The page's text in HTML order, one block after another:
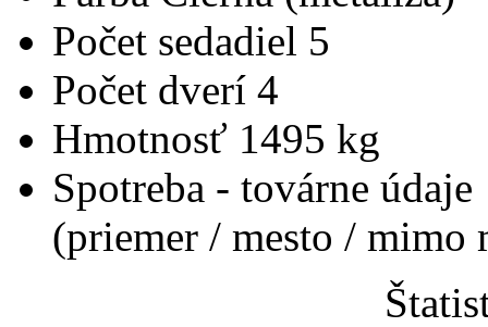
Počet sedadiel 5
Počet dverí 4
Hmotnosť 1495 kg
Spotreba - továrne údaje
(priemer / mesto / mimo